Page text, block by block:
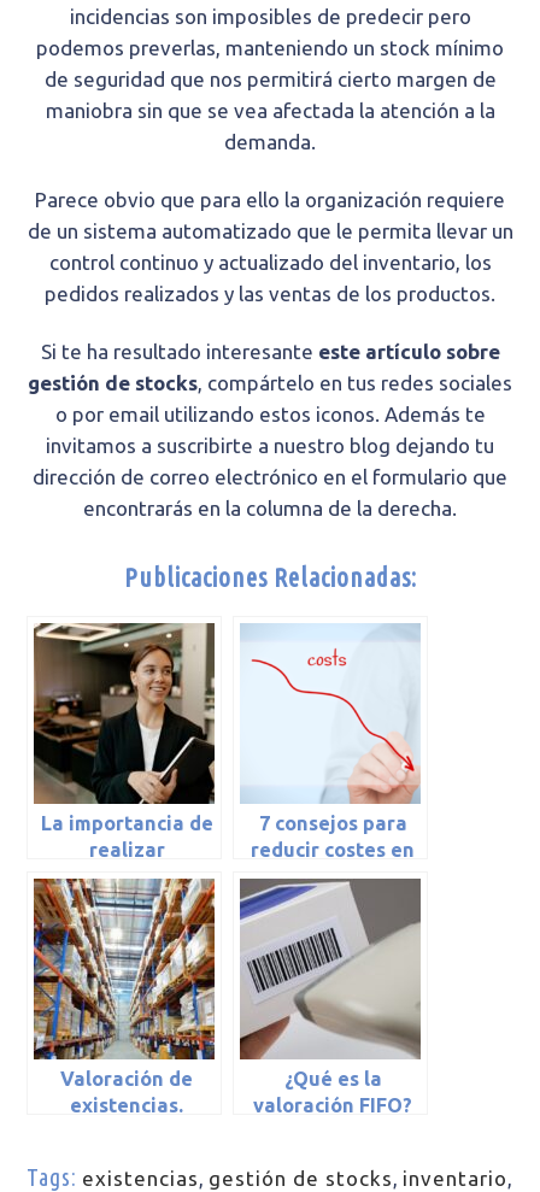
incidencias son imposibles de predecir pero
podemos preverlas, manteniendo un stock mínimo
de seguridad que nos permitirá cierto margen de
maniobra sin que se vea afectada la atención a la
demanda.
Parece obvio que para ello la organización requiere
de un sistema automatizado que le permita llevar un
control continuo y actualizado del inventario, los
pedidos realizados y las ventas de los productos.
Si te ha resultado interesante este artículo sobre
gestión de stocks , compártelo en tus redes sociales
o por email utilizando estos iconos. Además te
invitamos a suscribirte a nuestro blog dejando tu
dirección de correo electrónico en el formulario que
encontrarás en la columna de la derecha.
Publicaciones Relacionadas:
La importancia de
realizar
inventarios en
nuestro hotel
7 consejos para
reducir costes en
la pyme
Valoración de
existencias.
¿Qué es la
valoración FIFO?
Tags: existencias gestión de stocks inventario